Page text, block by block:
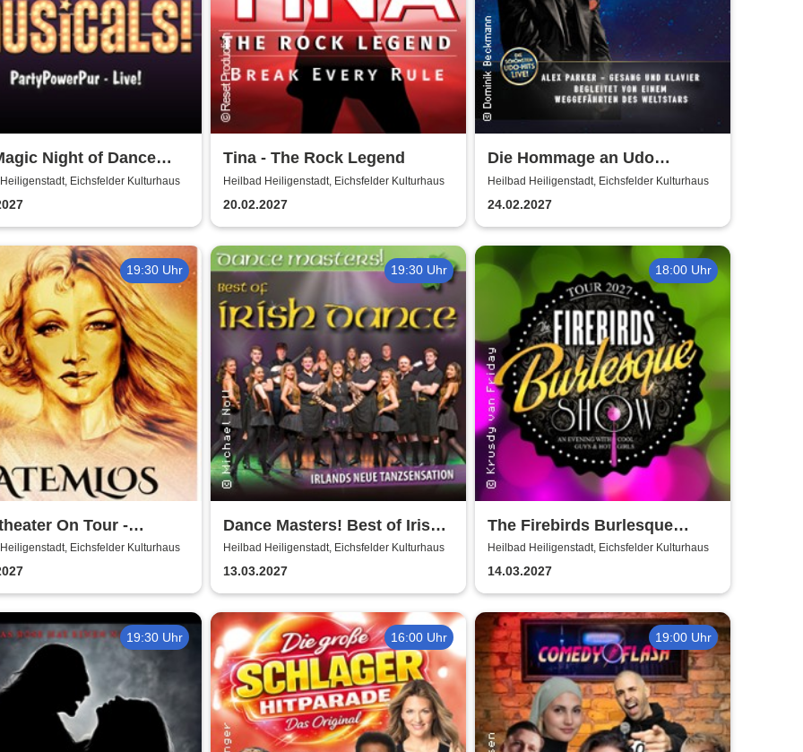
Night of Dance
Eichsfelder Kulturhaus
Tina - The Rock Legend
Heilbad Heiligenstadt, Eichsfelder Kulturhaus
20.02.2027
Die Hommage an Udo
Jürgens - Das Konzert mit
Alex Parker
Heilbad Heiligenstadt, Eichsfelder Kulturhaus
24.02.2027
19:30 Uhr
On Tour -
- Deutsche Hits in
Eichsfelder Kulturhaus
19:30 Uhr
Dance Masters! Best of Irish
Dance
Heilbad Heiligenstadt, Eichsfelder Kulturhaus
13.03.2027
18:00 Uhr
The Firebirds Burlesque
Show 2027
Heilbad Heiligenstadt, Eichsfelder Kulturhaus
14.03.2027
19:30 Uhr 16:00 Uhr 19:00 Uhr